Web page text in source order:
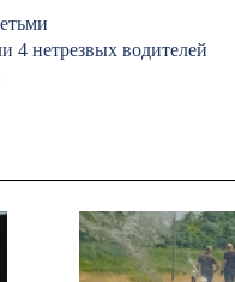
4 нетрезвых водителей